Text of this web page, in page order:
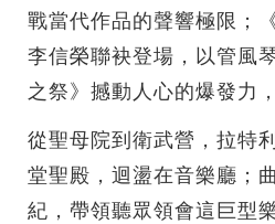
戰當代作品的聲響極限；
李信榮聯袂登場，以管風
之祭》撼動人心的爆發力
從聖母院到衛武營，拉特
堂聖殿，迴盪在音樂廳；
紀，帶領聽眾領會這巨型